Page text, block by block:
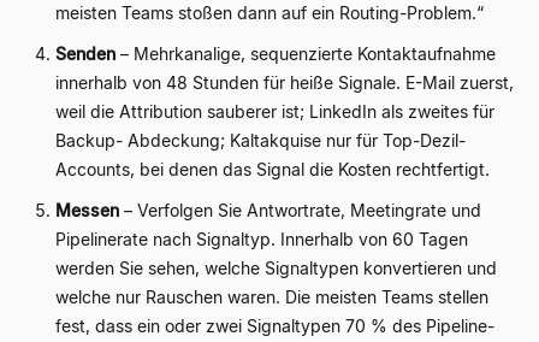
meisten Teams stoßen dann auf ein Routing-Problem.“
Senden – Mehrkanalige, sequenzierte Kontaktaufnahme
innerhalb von 48 Stunden für heiße Signale. E-Mail zuerst,
weil die Attribution sauberer ist; LinkedIn als zweites für
Backup- Abdeckung; Kaltakquise nur für Top-Dezil-
Accounts, bei denen das Signal die Kosten rechtfertigt.
Messen – Verfolgen Sie Antwortrate, Meetingrate und
Pipelinerate nach Signaltyp. Innerhalb von 60 Tagen
werden Sie sehen, welche Signaltypen konvertieren und
welche nur Rauschen waren. Die meisten Teams stellen
fest, dass ein oder zwei Signaltypen 70 % des Pipeline-